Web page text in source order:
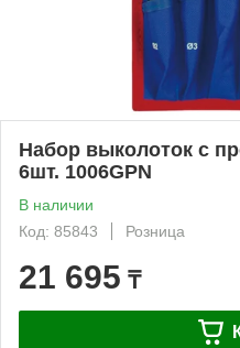
Набор выколоток с
6шт. 1006GPN
В наличии
Код: 85843
Розница
21 695 ₸